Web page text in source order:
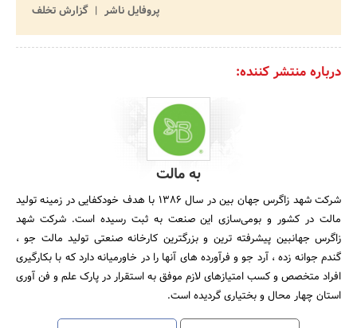
پروفایل ناشر
گزارش تخلف
درباره منتشر کننده:
به مالت
شرکت شهد زاگرس جهان بین در سال 1386 با هدف خودکفایی در زمینه تولید
مالت در کشور و بومی‌سازی این صنعت به ثبت رسیده است. شرکت شهد
زاگرس جهانبین پیشرفته ترین و بزرگترین کارخانه صنعتی تولید مالت جو ،
گندم جوانه زده ، آرد جو و فرآورده های آنها را در خاورمیانه دارد که با بکارگیری
افراد متخصص و کسب امتیازهای لازم موفق به استقرار در پارک علم و فن آوری
استان چهار محال و بختیاری گردیده است.